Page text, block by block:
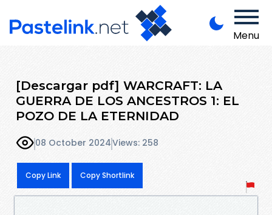
Menu
[Descargar pdf] WARCRAFT: LA
GUERRA DE LOS ANCESTROS 1: EL
POZO DE LA ETERNIDAD
08 October 2024Views: 258
Copy Link Copy Shortlink